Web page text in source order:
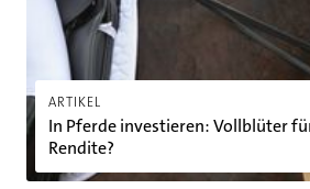
ARTIKEL
In Pferde investieren: Vollblüter
Rendite?